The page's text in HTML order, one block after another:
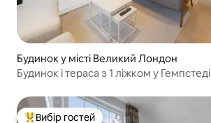
Будинок у місті Великий Лондон
Будинок і тераса з 1 ліжком у Гемпстеді
Вибір гостей